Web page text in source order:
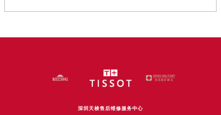
深圳天梭售后维修服务中心